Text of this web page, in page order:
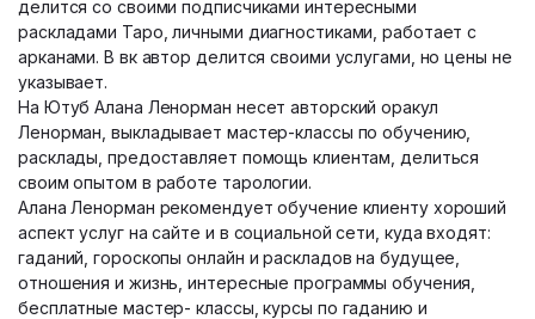
делится со своими подписчиками интересными
раскладами Таро, личными диагностиками, работает с
арканами. В вк автор делится своими услугами, но цены не
указывает.
На Ютуб Алана Ленорман несет авторский оракул
Ленорман, выкладывает мастер-классы по обучению,
расклады, предоставляет помощь клиентам, делиться
своим опытом в работе тарологии.
Алана Ленорман рекомендует обучение клиенту хороший
аспект услуг на сайте и в социальной сети, куда входят:
гаданий, гороскопы онлайн и раскладов на будущее,
отношения и жизнь, интересные программы обучения,
бесплатные мастер- классы, курсы по гаданию и